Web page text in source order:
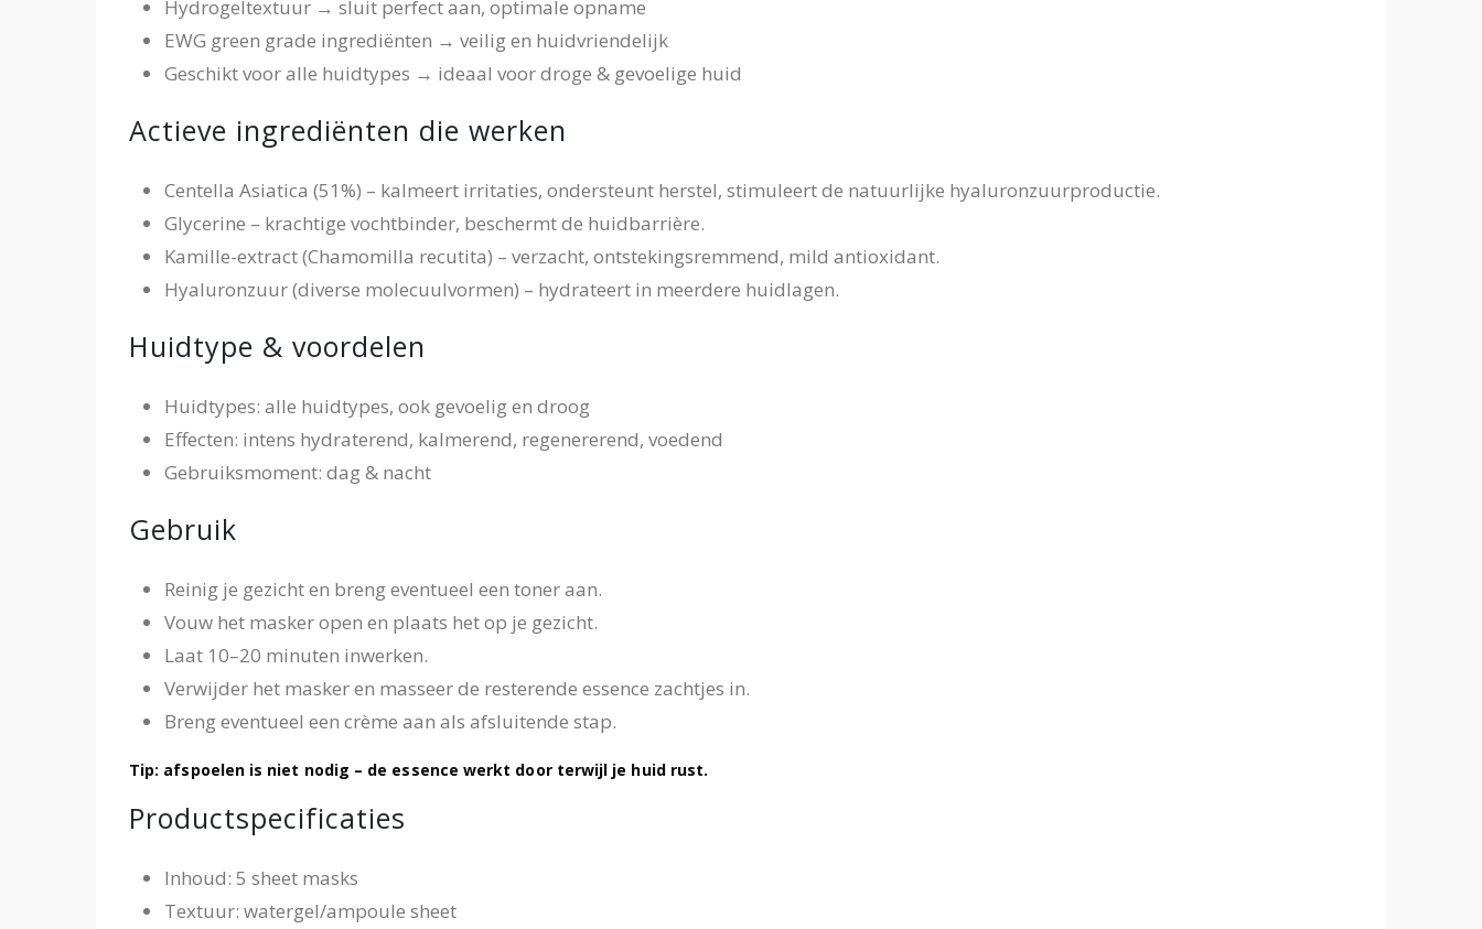
Hydrogeltextuur → sluit perfect aan, optimale opname
EWG green grade ingrediënten → veilig en huidvriendelijk
Geschikt voor alle huidtypes → ideaal voor droge & gevoelige huid
Actieve ingrediënten die werken
Centella Asiatica (51%) – kalmeert irritaties, ondersteunt herstel, stimuleert de natuurlijke hyaluronzuurproductie.
Glycerine – krachtige vochtbinder, beschermt de huidbarrière.
Kamille-extract (Chamomilla recutita) – verzacht, ontstekingsremmend, mild antioxidant.
Hyaluronzuur (diverse molecuulvormen) – hydrateert in meerdere huidlagen.
Huidtype & voordelen
Huidtypes: alle huidtypes, ook gevoelig en droog
Effecten: intens hydraterend, kalmerend, regenererend, voedend
Gebruiksmoment: dag & nacht
Gebruik
Reinig je gezicht en breng eventueel een toner aan.
Vouw het masker open en plaats het op je gezicht.
Laat 10–20 minuten inwerken.
Verwijder het masker en masseer de resterende essence zachtjes in.
Breng eventueel een crème aan als afsluitende stap.
Tip: afspoelen is niet nodig – de essence werkt door terwijl je huid rust.
Productspecificaties
Inhoud: 5 sheet masks
Textuur: watergel/ampoule sheet